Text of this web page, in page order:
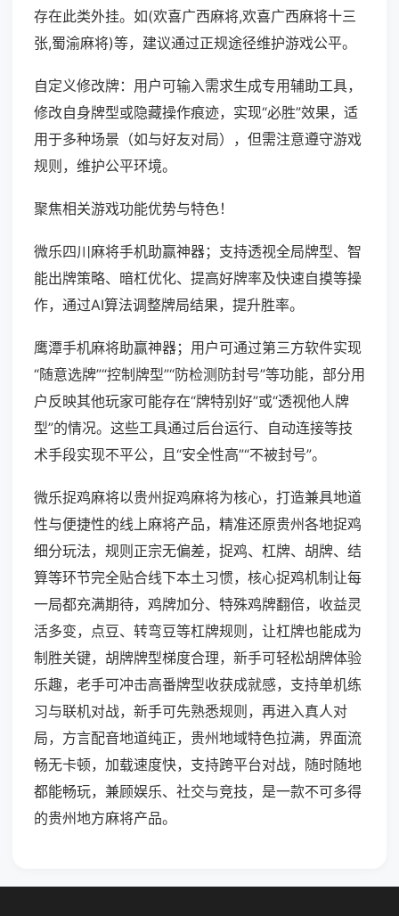
存在此类外挂。如(欢喜广西麻将,欢喜广西麻将十三
张,蜀渝麻将)等，建议通过正规途径维护游戏公平。
自定义修改牌：用户可输入需求生成专用辅助工具，
修改自身牌型或隐藏操作痕迹，实现“必胜”效果，适
用于多种场景（如与好友对局），但需注意遵守游戏
规则，维护公平环境。
聚焦相关游戏功能优势与特色！
微乐四川麻将手机助赢神器；支持透视全局牌型、智
能出牌策略、暗杠优化、提高好牌率及快速自摸等操
作，通过AI算法调整牌局结果，提升胜率。
鹰潭手机麻将助赢神器；用户可通过第三方软件实现
“随意选牌”“控制牌型”“防检测防封号”等功能，部分用
户反映其他玩家可能存在“牌特别好”或“透视他人牌
型”的情况。这些工具通过后台运行、自动连接等技
术手段实现不平公，且“安全性高”“不被封号”。
微乐捉鸡麻将以贵州捉鸡麻将为核心，打造兼具地道
性与便捷性的线上麻将产品，精准还原贵州各地捉鸡
细分玩法，规则正宗无偏差，捉鸡、杠牌、胡牌、结
算等环节完全贴合线下本土习惯，核心捉鸡机制让每
一局都充满期待，鸡牌加分、特殊鸡牌翻倍，收益灵
活多变，点豆、转弯豆等杠牌规则，让杠牌也能成为
制胜关键，胡牌牌型梯度合理，新手可轻松胡牌体验
乐趣，老手可冲击高番牌型收获成就感，支持单机练
习与联机对战，新手可先熟悉规则，再进入真人对
局，方言配音地道纯正，贵州地域特色拉满，界面流
畅无卡顿，加载速度快，支持跨平台对战，随时随地
都能畅玩，兼顾娱乐、社交与竞技，是一款不可多得
的贵州地方麻将产品。